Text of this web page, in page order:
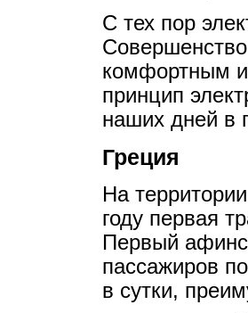
С тех пор
комфортным
принцип
наших дней в
Греция
На
году первая
Первый
пассажиров
в сутки,